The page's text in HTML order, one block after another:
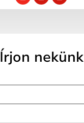
Írjon nekünk